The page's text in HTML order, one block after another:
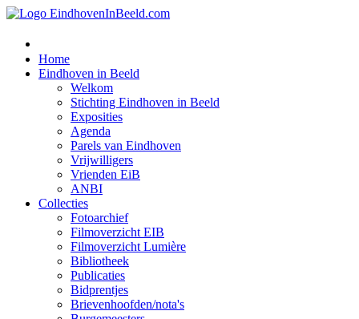
Home
Eindhoven in Beeld
Welkom
Stichting Eindhoven in Beeld
Exposities
Agenda
Parels van Eindhoven
Vrijwilligers
Vrienden EiB
ANBI
Collecties
Fotoarchief
Filmoverzicht EIB
Filmoverzicht Lumière
Bibliotheek
Publicaties
Bidprentjes
Brievenhoofden/nota's